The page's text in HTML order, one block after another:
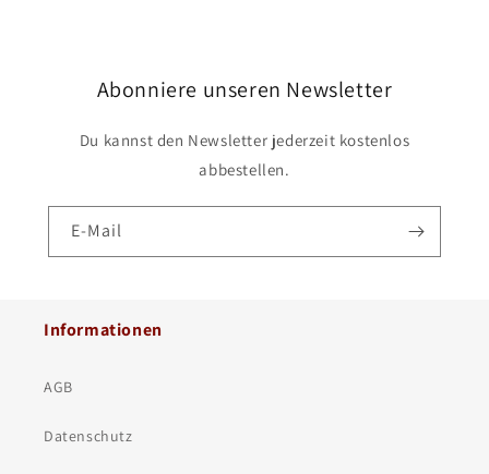
Abonniere unseren Newsletter
Du kannst den Newsletter jederzeit kostenlos
abbestellen.
E-Mail
Informationen
AGB
Datenschutz